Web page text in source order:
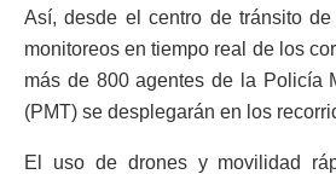
Así, desde el centro de tránsito
monitoreos en tiempo real de los
más de 800 agentes de la Policía
(PMT) se desplegarán en los
El uso de drones y movilidad